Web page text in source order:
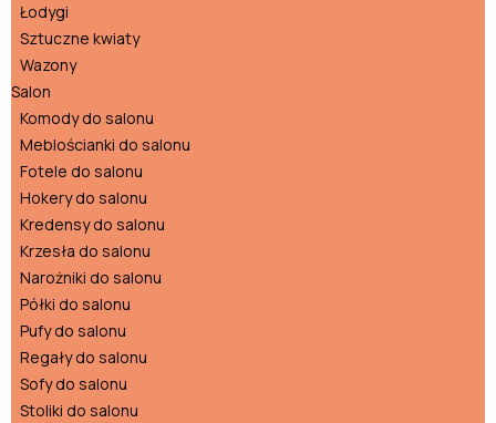
Łodygi
Sztuczne kwiaty
Wazony
Salon
Komody do salonu
Meblościanki do salonu
Fotele do salonu
Hokery do salonu
Kredensy do salonu
Krzesła do salonu
Narożniki do salonu
Półki do salonu
Pufy do salonu
Regały do salonu
Sofy do salonu
Stoliki do salonu